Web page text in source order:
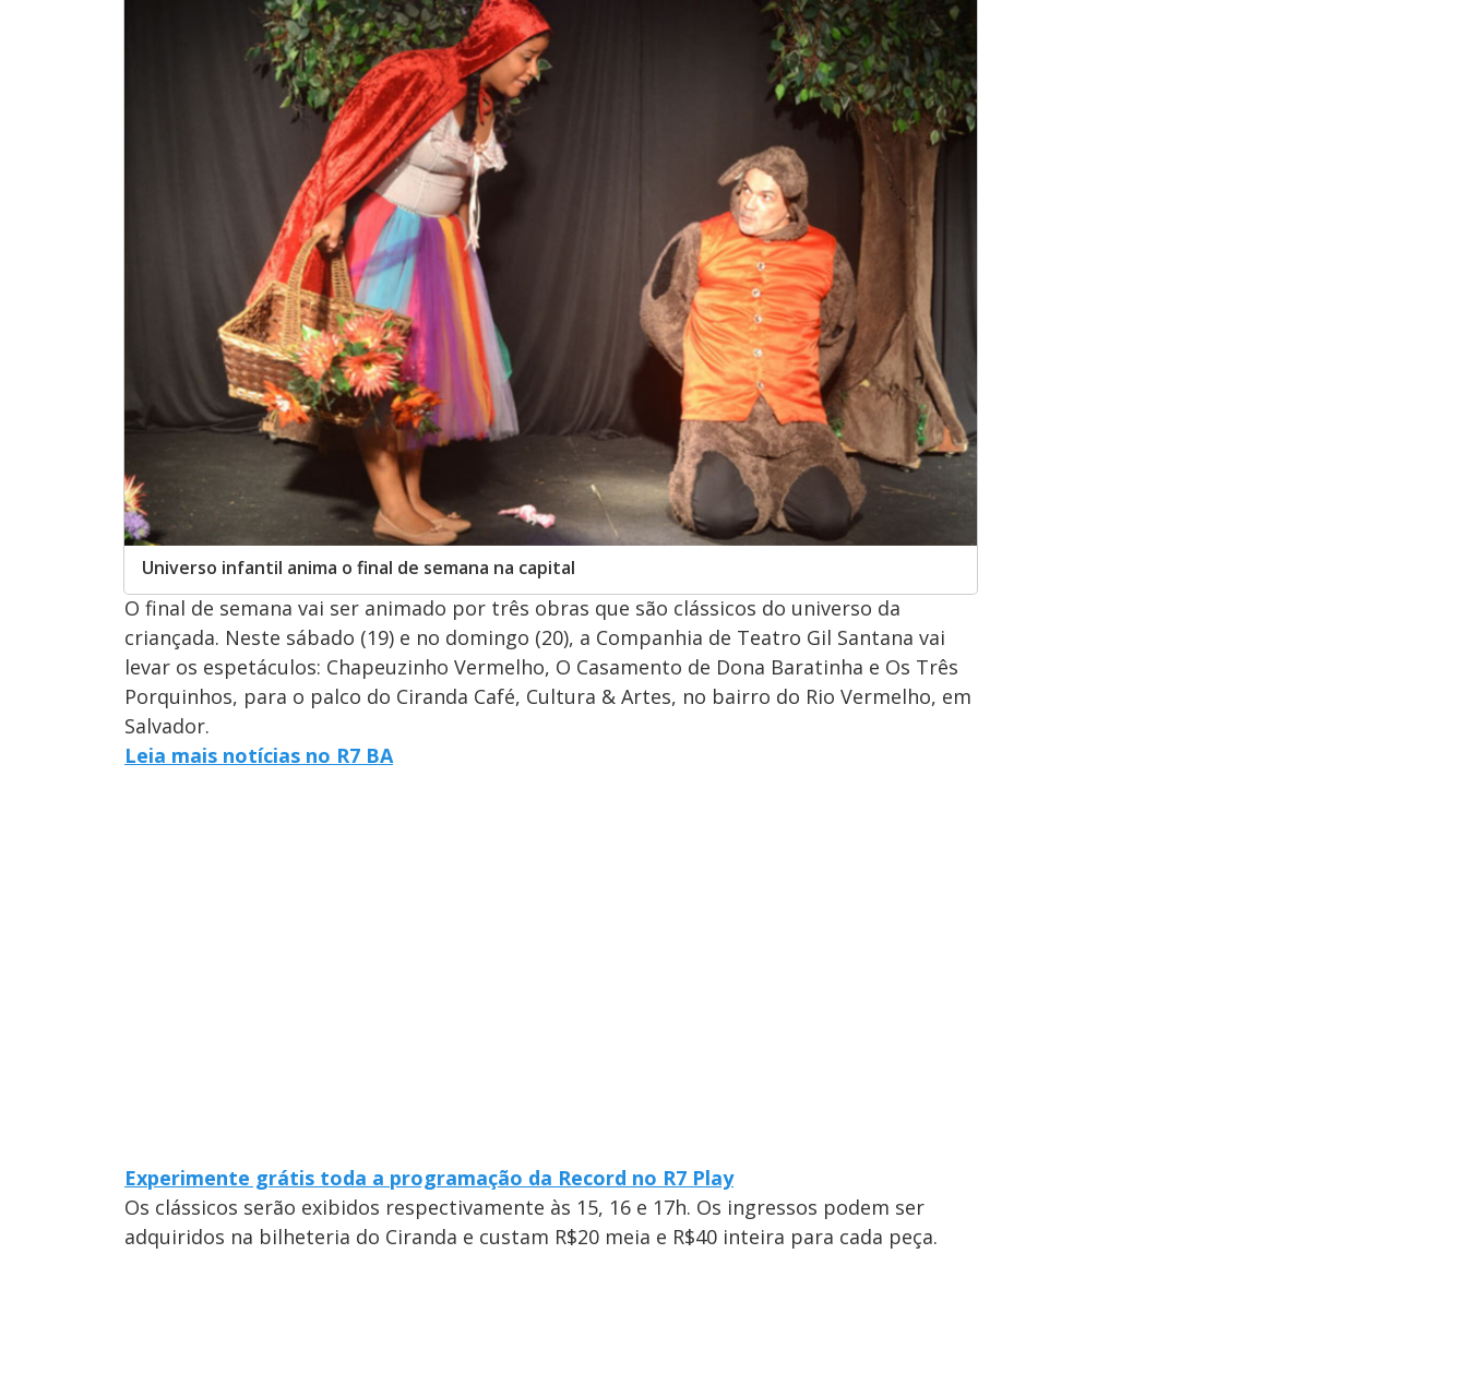
Universo infantil anima o final de semana na capital
O final de semana vai ser animado por três obras que são clássicos do universo da
criançada. Neste sábado (19) e no domingo (20), a Companhia de Teatro Gil Santana vai
levar os espetáculos: Chapeuzinho Vermelho, O Casamento de Dona Baratinha e Os Três
Porquinhos, para o palco do Ciranda Café, Cultura & Artes, no bairro do Rio Vermelho, em
Salvador.
Leia mais notícias no R7 BA
Experimente grátis toda a programação da Record no R7 Play
Os clássicos serão exibidos respectivamente às 15, 16 e 17h. Os ingressos podem ser
adquiridos na bilheteria do Ciranda e custam R$20 meia e R$40 inteira para cada peça.